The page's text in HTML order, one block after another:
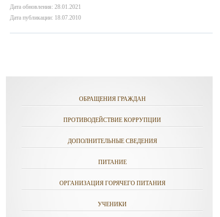
Дата обновления: 28.01.2021
Дата публикации: 18.07.2010
ОБРАЩЕНИЯ ГРАЖДАН
ПРОТИВОДЕЙСТВИЕ КОРРУПЦИИ
ДОПОЛНИТЕЛЬНЫЕ СВЕДЕНИЯ
ПИТАНИЕ
ОРГАНИЗАЦИЯ ГОРЯЧЕГО ПИТАНИЯ
УЧЕНИКИ